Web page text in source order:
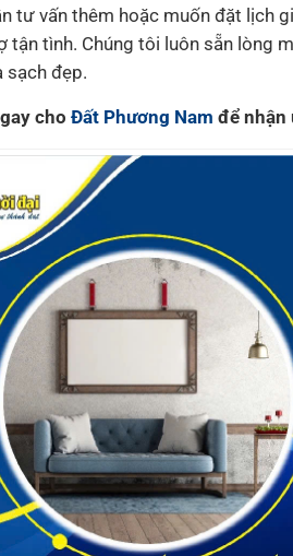
tư vấn thêm hoặc muốn đặt lịch
tận tình. Chúng tôi luôn sẵn lòng
sạch đẹp.
cho Đất Phương Nam để nhận